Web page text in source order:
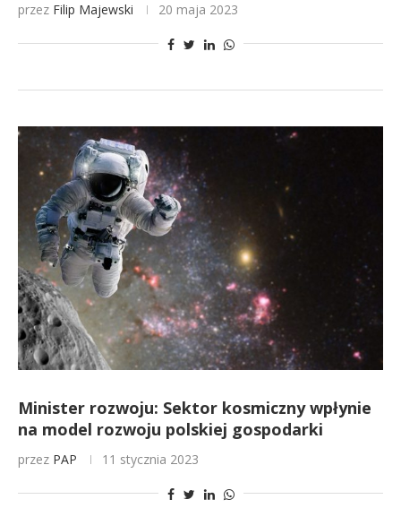
przez Filip Majewski 20 maja 2023
Minister rozwoju: Sektor kosmiczny wpłynie
na model rozwoju polskiej gospodarki
przez PAP 11 stycznia 2023